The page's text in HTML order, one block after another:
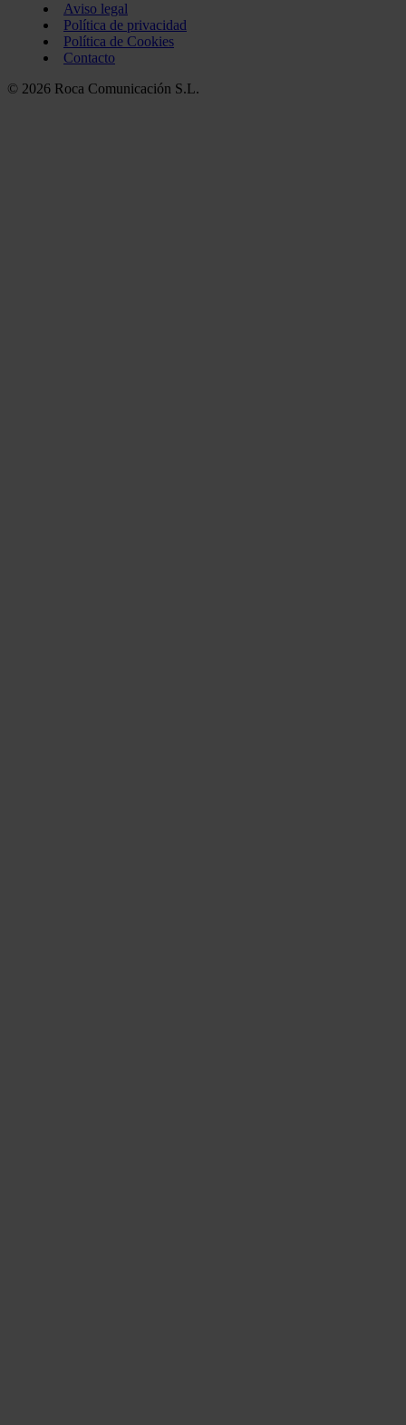
Aviso legal
Política de privacidad
Política de Cookies
Contacto
© 2026 Roca Comunicación S.L.